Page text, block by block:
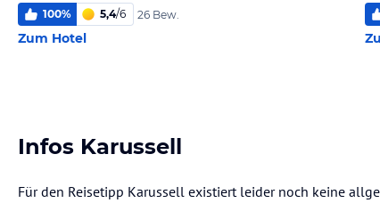
100% 5,4/6 26 Bew.
Zum Hotel
Infos Karussell
Für den Reisetipp Karussell existiert leider noch keine